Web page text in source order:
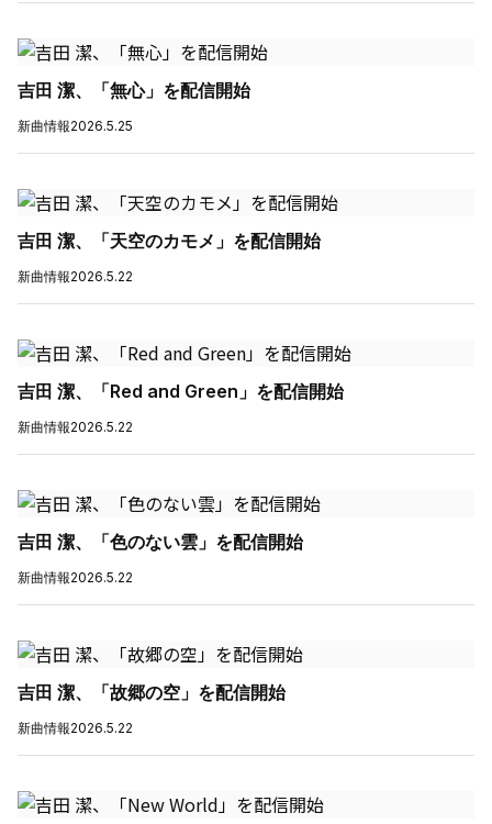
吉田 潔、「無心」を配信開始
新曲情報2026.5.25
吉田 潔、「天空のカモメ」を配信開始
新曲情報2026.5.22
吉田 潔、「Red and Green」を配信開始
新曲情報2026.5.22
吉田 潔、「色のない雲」を配信開始
新曲情報2026.5.22
吉田 潔、「故郷の空」を配信開始
新曲情報2026.5.22